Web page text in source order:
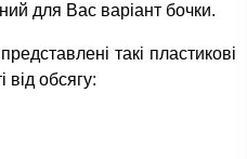
для Вас варіант бочки.
такі пластикові
від обсягу: